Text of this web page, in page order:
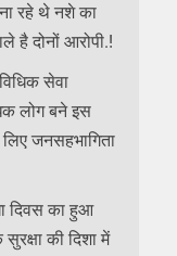
रहे थे नशे का
है दोनों आरोपी.!
सेवा
लोग बने इस
जनसहभागिता
दिवस का हुआ
की दिशा में